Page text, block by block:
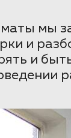
мы
и
и